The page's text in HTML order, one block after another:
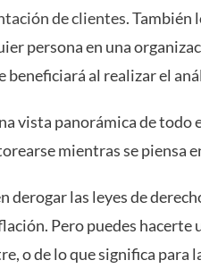
de clientes. También
persona en una
beneficiará al realizar el
vista panorámica de
mientras se piensa
derogar las leyes de
Pero puedes
o de lo que significa para